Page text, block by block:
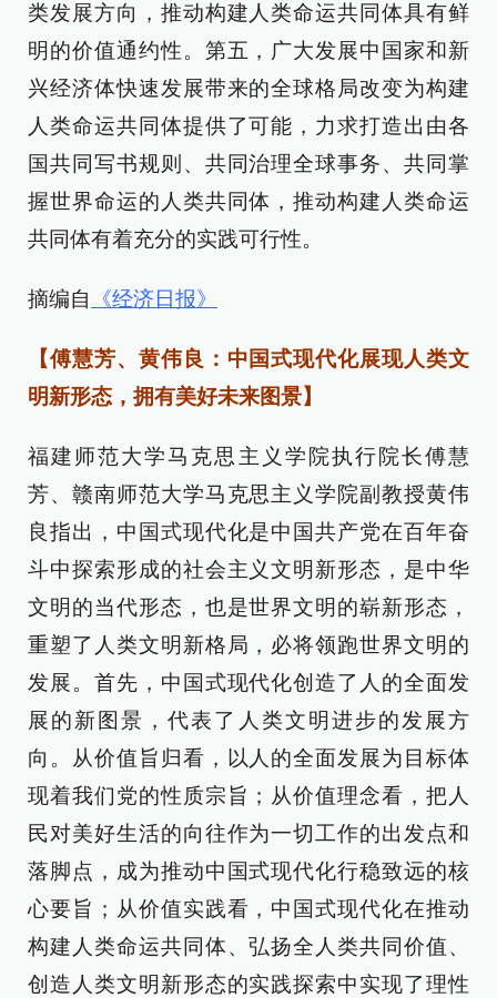
类发展方向，推动构建人类命运共同体具有鲜
明的价值通约性。第五，广大发展中国家和新
兴经济体快速发展带来的全球格局改变为构建
人类命运共同体提供了可能，力求打造出由各
国共同写书规则、共同治理全球事务、共同掌
握世界命运的人类共同体，推动构建人类命运
共同体有着充分的实践可行性。
摘编自 《经济日报》
【傅慧芳、黄伟良：中国式现代化展现人类文
明新形态，拥有美好未来图景】
福建师范大学马克思主义学院执行院长傅慧
芳、赣南师范大学马克思主义学院副教授黄伟
良指出，中国式现代化是中国共产党在百年奋
斗中探索形成的社会主义文明新形态，是中华
文明的当代形态，也是世界文明的崭新形态，
重塑了人类文明新格局，必将领跑世界文明的
发展。首先，中国式现代化创造了人的全面发
展的新图景，代表了人类文明进步的发展方
向。从价值旨归看，以人的全面发展为目标体
现着我们党的性质宗旨；从价值理念看，把人
民对美好生活的向往作为一切工作的出发点和
落脚点，成为推动中国式现代化行稳致远的核
心要旨；从价值实践看，中国式现代化在推动
构建人类命运共同体、弘扬全人类共同价值、
创造人类文明新形态的实践探索中实现了理性